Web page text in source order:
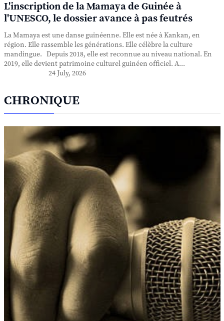
L'inscription de la Mamaya de Guinée à
l'UNESCO, le dossier avance à pas feutrés
La Mamaya est une danse guinéenne. Elle est née à Kankan, en
région. Elle rassemble les générations. Elle célèbre la culture
mandingue. Depuis 2018, elle est reconnue au niveau national. En
2019, elle devient patrimoine culturel guinéen officiel. A...
24 July, 2026
CHRONIQUE